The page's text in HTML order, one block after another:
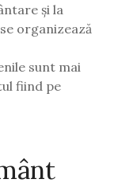
și la
organizează
sunt mai
fiind pe